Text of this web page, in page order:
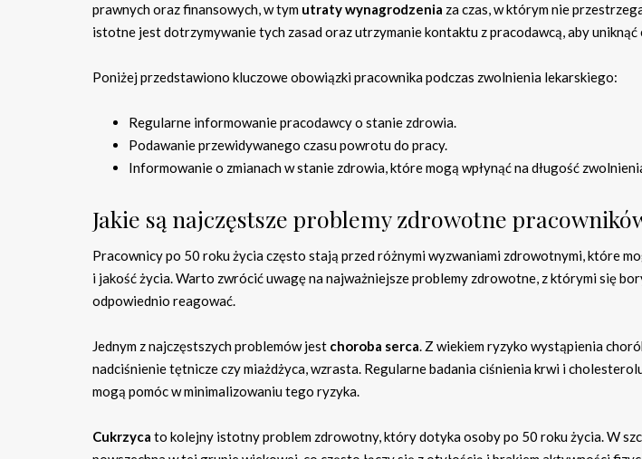
prawnych oraz finansowych, w tym utraty wynagrodzenia za czas, w którym nie
istotne jest dotrzymywanie tych zasad oraz utrzymanie kontaktu z pracodawcą, aby
Poniżej przedstawiono kluczowe obowiązki pracownika podczas zwolnienia lekarskiego:
Regularne informowanie pracodawcy o stanie zdrowia.
Podawanie przewidywanego czasu powrotu do pracy.
Informowanie o zmianach w stanie zdrowia, które mogą wpłynąć na długość
Jakie są najczęstsze problemy zdrowotne
Pracownicy po 50 roku życia często stają przed różnymi wyzwaniami zdrowotnymi, które
i jakość życia. Warto zwrócić uwagę na najważniejsze problemy zdrowotne, z którymi się
odpowiednio reagować.
Jednym z najczęstszych problemów jest choroba serca. Z wiekiem ryzyko wystąpienia
nadciśnienie tętnicze czy miażdżyca, wzrasta. Regularne badania ciśnienia krwi i
mogą pomóc w minimalizowaniu tego ryzyka.
Cukrzyca to kolejny istotny problem zdrowotny, który dotyka osoby po 50 roku życia. W